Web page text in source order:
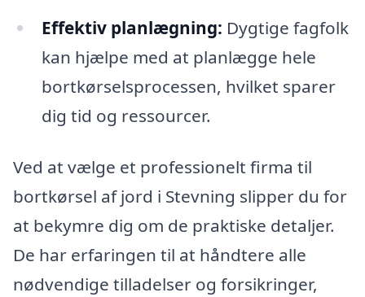
Effektiv planlægning: Dygtige fagfolk
kan hjælpe med at planlægge hele
bortkørselsprocessen, hvilket sparer
dig tid og ressourcer.
Ved at vælge et professionelt firma til
bortkørsel af jord i Stevning slipper du for
at bekymre dig om de praktiske detaljer.
De har erfaringen til at håndtere alle
nødvendige tilladelser og forsikringer,